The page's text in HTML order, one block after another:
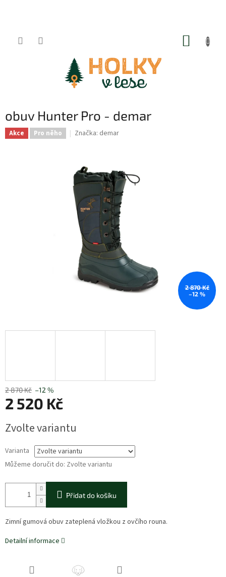
obuv Hunter Pro - demar
Akce Pro něho Značka: demar
2 870 Kč
–12 %
2 870 Kč –12 %
2 520 Kč
cena:
Zvolte variantu
Varianta
Můžeme doručit do: Zvolte variantu
Přidat do košíku
Zimní gumová obuv zateplená vložkou z ovčího rouna.
Detailní informace